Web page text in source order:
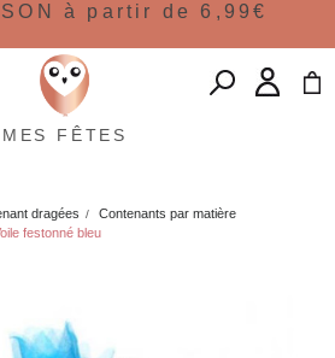
à partir de 6,99€
MES FÊTES
dragées
Contenants par matière
festonné bleu